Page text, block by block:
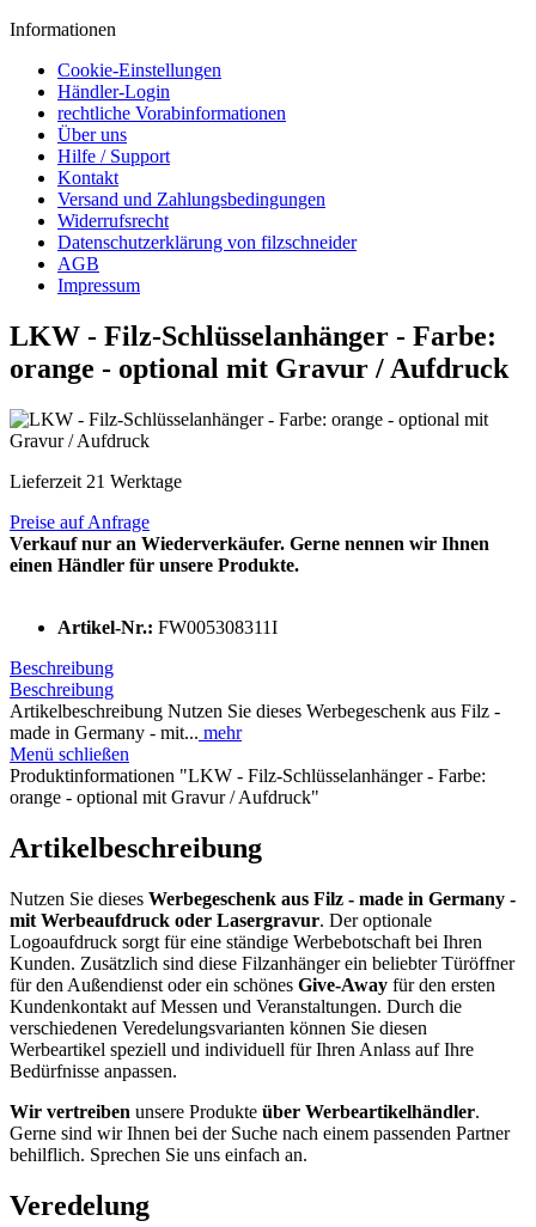
Informationen
Cookie-Einstellungen
Händler-Login
rechtliche Vorabinformationen
Über uns
Hilfe / Support
Kontakt
Versand und Zahlungsbedingungen
Widerrufsrecht
Datenschutzerklärung von filzschneider
AGB
Impressum
LKW - Filz-Schlüsselanhänger - Farbe:
orange - optional mit Gravur / Aufdruck
Lieferzeit 21 Werktage
Preise auf Anfrage
Verkauf nur an Wiederverkäufer. Gerne nennen wir Ihnen
einen Händler für unsere Produkte.
Artikel-Nr.: FW005308311I
Beschreibung
Beschreibung
Artikelbeschreibung Nutzen Sie dieses Werbegeschenk aus Filz -
made in Germany - mit... mehr
Menü schließen
Produktinformationen "LKW - Filz-Schlüsselanhänger - Farbe:
orange - optional mit Gravur / Aufdruck"
Artikelbeschreibung
Nutzen Sie dieses Werbegeschenk aus Filz - made in Germany -
mit Werbeaufdruck oder Lasergravur. Der optionale
Logoaufdruck sorgt für eine ständige Werbebotschaft bei Ihren
Kunden. Zusätzlich sind diese Filzanhänger ein beliebter Türöffner
für den Außendienst oder ein schönes Give-Away für den ersten
Kundenkontakt auf Messen und Veranstaltungen. Durch die
verschiedenen Veredelungsvarianten können Sie diesen
Werbeartikel speziell und individuell für Ihren Anlass auf Ihre
Bedürfnisse anpassen.
Wir vertreiben unsere Produkte über Werbeartikelhändler.
Gerne sind wir Ihnen bei der Suche nach einem passenden Partner
behilflich. Sprechen Sie uns einfach an.
Veredelung